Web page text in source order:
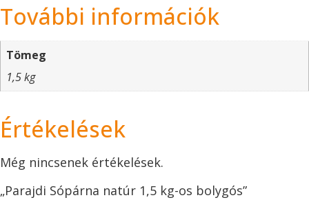
További információk
Tömeg
1,5 kg
Értékelések
Még nincsenek értékelések.
„Parajdi Sópárna natúr 1,5 kg-os bolygós”